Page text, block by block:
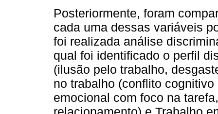
Posteriormente, foram
cada uma dessas variáveis
foi realizada análise
qual foi identificado o perfil
(ilusão pelo trabalho,
no trabalho (conflito
emocional com foco na